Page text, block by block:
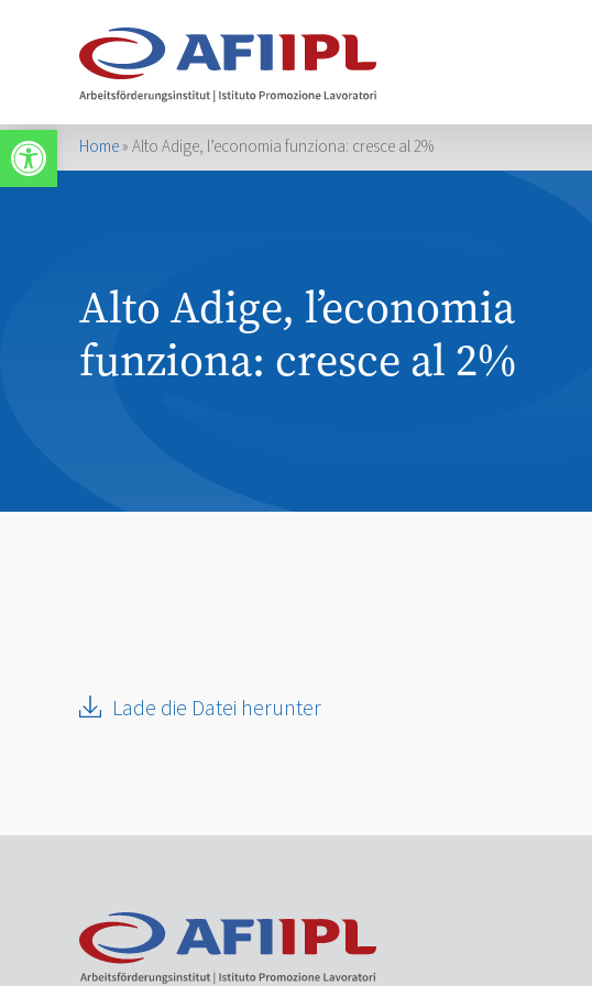
Werkzeugleiste öffnenHome»Alto Adige, l’economia funziona: cresce al 2%
Alto Adige, l’economia
funziona: cresce al 2%
Lade die Datei herunter